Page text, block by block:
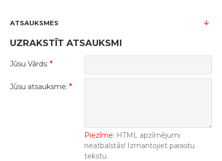
ATSAUKSMES
UZRAKSTĪT ATSAUKSMI
Jūsu Vārds:
Jūsu atsauksme:
Piezīme: HTML apzīmējumi
neatbalstās! Izmantojiet parastu
tekstu.